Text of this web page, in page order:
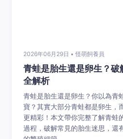
2026年06月29日 • 怪萌飼養員
青蛙是胎生還是卵生？破
全解析
青蛙是胎生還是卵生？你以為青
寶？其實大部分青蛙都是卵生，
更精彩！本文帶你完整了解青蛙
過程，破解常見的胎生迷思，還